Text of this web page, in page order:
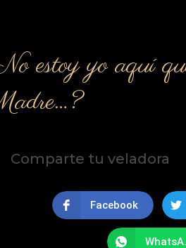
estoy yo aquí
Comparte tu veladora
Facebook